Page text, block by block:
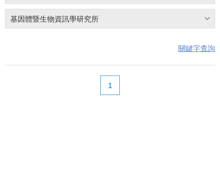
基因體暨生物資訊學研究所
關鍵字查詢
1